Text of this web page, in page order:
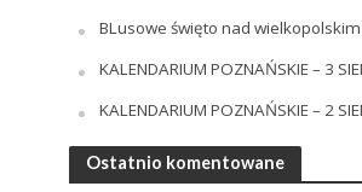
BLusowe święto nad
KALENDARIUM POZNAŃSKIE – 3
KALENDARIUM POZNAŃSKIE – 2
Ostatnio komentowane